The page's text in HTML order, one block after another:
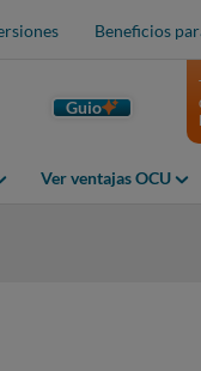
Beneficios
Guio
Ver ventajas OCU